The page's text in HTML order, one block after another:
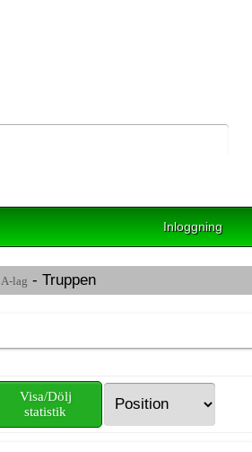
Inloggning
A-lag - Truppen
Visa/Dölj
statistik